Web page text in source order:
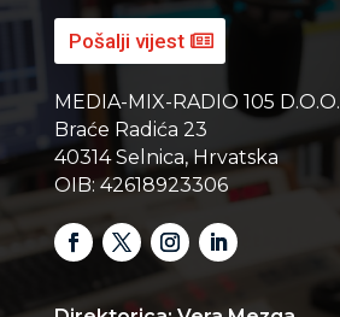
Pošalji vijest
MEDIA-MIX-RADIO 105 D.O.O.
Braće Radića 23
40314 Selnica, Hrvatska
OIB: 42618923306